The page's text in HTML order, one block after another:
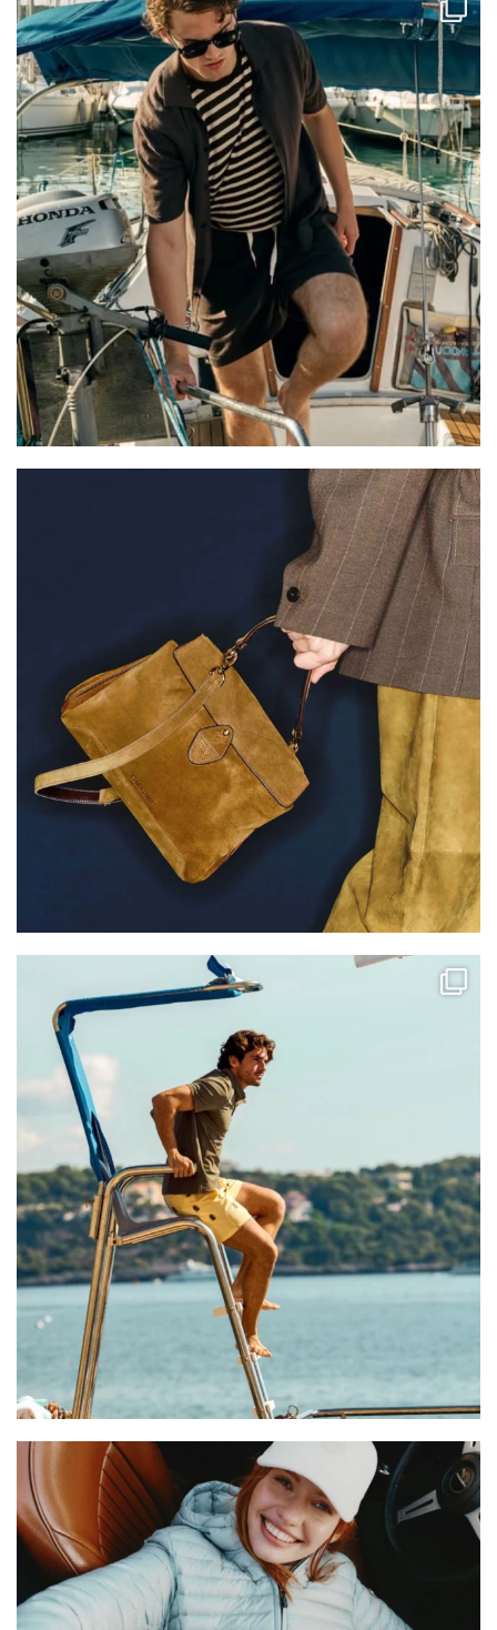
Août 3
paralleleshowroombenelux
paralleleshowroombenelux
paralleleshowroombenelux
Juil 23